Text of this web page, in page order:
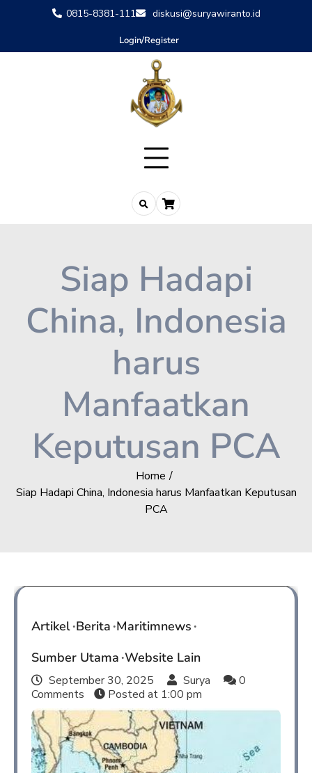
0815-8381-111 diskusi@suryawiranto.id
Login/Register
Siap Hadapi
China, Indonesia
harus
Manfaatkan
Keputusan PCA
Home
Siap Hadapi China, Indonesia harus Manfaatkan Keputusan
PCA
Artikel Berita Maritimnews
Sumber Utama Website Lain
September 30, 2025 Surya
0
Comments
Posted at 1:00 pm